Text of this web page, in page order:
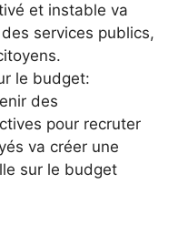
et instable va
services publics,
le budget:
des
pour recruter
va créer une
sur le budget